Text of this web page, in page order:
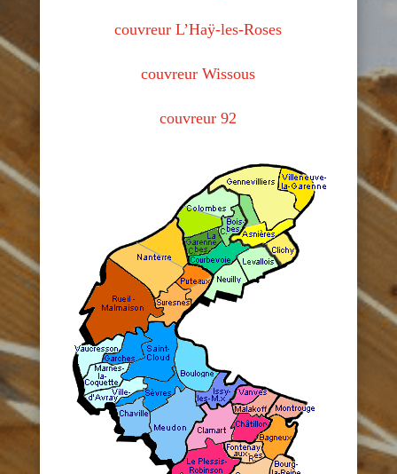
couvreur L’Haÿ-les-Roses
couvreur Wissous
couvreur 92